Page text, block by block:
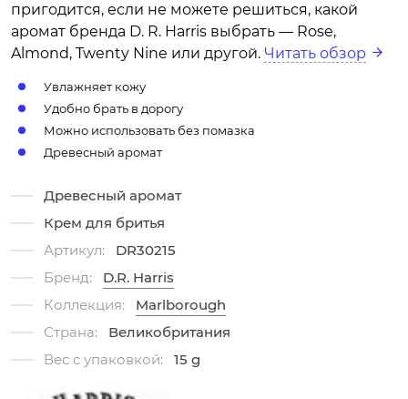
пригодится, если не можете решиться, какой
аромат бренда D. R. Harris выбрать — Rose,
Almond, Twenty Nine или другой. Читать обзор
Увлажняет кожу
Удобно брать в дорогу
Можно использовать без помазка
Древесный аромат
Древесный аромат
Крем для бритья
Артикул:
DR30215
Бренд:
D.R. Harris
Коллекция:
Marlborough
Страна:
Великобритания
Вес с упаковкой:
15 g